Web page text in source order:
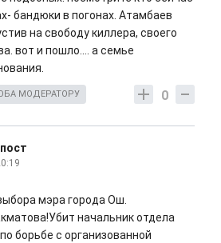
бандюки в погонах. Атамбаев
на свободу киллера, своего
вот и пошло.... а семье
0
МОДЕРАТОРУ
мэра города Ош.
начальник отдела
борьбе с организованной